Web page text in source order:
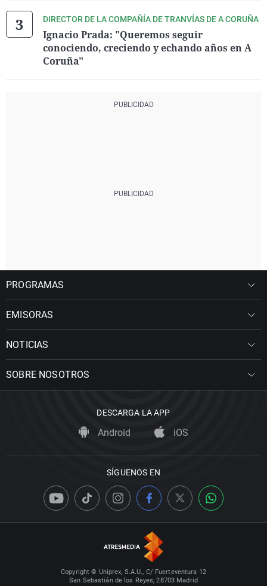
DIRECTOR DE LA COMPAÑÍA DE TRANVÍAS DE A CORUÑA
Ignacio Prada: "Queremos seguir
conociendo, creciendo y echando años en A
Coruña"
PROGRAMAS
EMISORAS
NOTICIAS
SOBRE NOSOTROS
DESCARGA LA APP
Android iOS
SÍGUENOS EN
Copyright © Uniprex, S.A.U., C/ Fuerteventura 12
San Sebastián de los Reyes, 28703 Madrid